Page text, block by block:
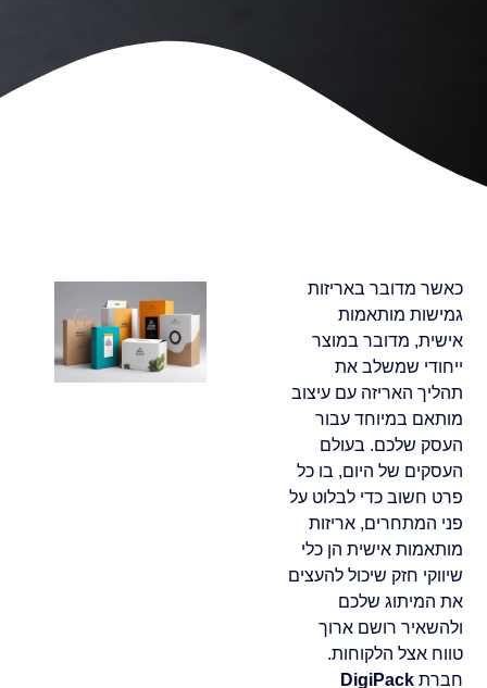
כאשר מדובר באריזות
גמישות מותאמות
אישית, מדובר במוצר
ייחודי שמשלב את
תהליך האריזה עם עיצוב
מותאם במיוחד עבור
העסק שלכם. בעולם
העסקים של היום, בו כל
פרט חשוב כדי לבלוט על
פני המתחרים, אריזות
מותאמות אישית הן כלי
שיווקי חזק שיכול להעצים
את המיתוג שלכם
ולהשאיר רושם ארוך
טווח אצל הלקוחות.
חברתDigiPack